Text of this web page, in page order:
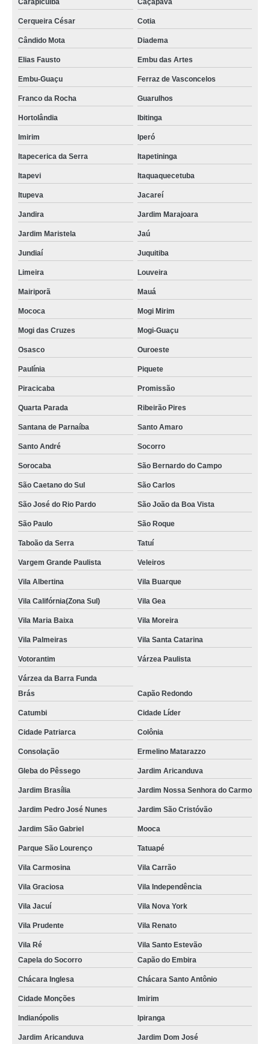
Carapicuíba Caçapava
Cerqueira César Cotia
Cândido Mota Diadema
Elias Fausto Embu das Artes
Embu-Guaçu Ferraz de Vasconcelos
Franco da Rocha Guarulhos
Hortolândia Ibitinga
Imirim Iperó
Itapecerica da Serra Itapetininga
Itapevi Itaquaquecetuba
Itupeva Jacareí
Jandira Jardim Marajoara
Jardim Maristela Jaú
Jundiaí Juquitiba
Limeira Louveira
Mairiporã Mauá
Mococa Mogi Mirim
Mogi das Cruzes Mogi-Guaçu
Osasco Ouroeste
Paulínia Piquete
Piracicaba Promissão
Quarta Parada Ribeirão Pires
Santana de Parnaíba Santo Amaro
Santo André Socorro
Sorocaba São Bernardo do Campo
São Caetano do Sul São Carlos
São José do Rio Pardo São João da Boa Vista
São Paulo São Roque
Taboão da Serra Tatuí
Vargem Grande Paulista Veleiros
Vila Albertina Vila Buarque
Vila Califórnia(Zona Sul) Vila Gea
Vila Maria Baixa Vila Moreira
Vila Palmeiras Vila Santa Catarina
Votorantim Várzea Paulista
Várzea da Barra Funda
Brás
Capão Redondo
Catumbi Cidade Líder
Cidade Patriarca Colônia
Consolação Ermelino Matarazzo
Gleba do Pêssego Jardim Aricanduva
Jardim Brasília Jardim Nossa Senhora do Carmo
Jardim Pedro José Nunes Jardim São Cristóvão
Jardim São Gabriel Mooca
Parque São Lourenço Tatuapé
Vila Carmosina Vila Carrão
Vila Graciosa Vila Independência
Vila Jacuí Vila Nova York
Vila Prudente Vila Renato
Vila Ré
Vila Santo Estevão
Capela do Socorro
Capão do Embira
Chácara Inglesa Chácara Santo Antônio
Cidade Monções Imirim
Indianópolis Ipiranga
Jardim Aricanduva Jardim Dom José